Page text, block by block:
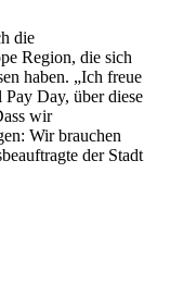
die
Region, die sich
haben. „Ich freue
Day, über diese
wir
Wir brauchen
der Stadt